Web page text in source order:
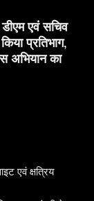
एवं सचिव
प्रतिभाग,
अभियान का
एवं क्षत्रिय